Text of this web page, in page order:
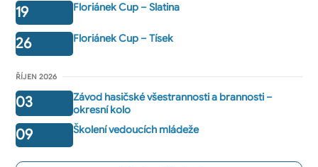
19 Floriánek Cup – Slatina
26 Floriánek Cup – Tísek
ŘÍJEN 2026
03
Závod hasičské všestrannosti a brannosti –
okresní kolo
09 Školení vedoucích mládeže